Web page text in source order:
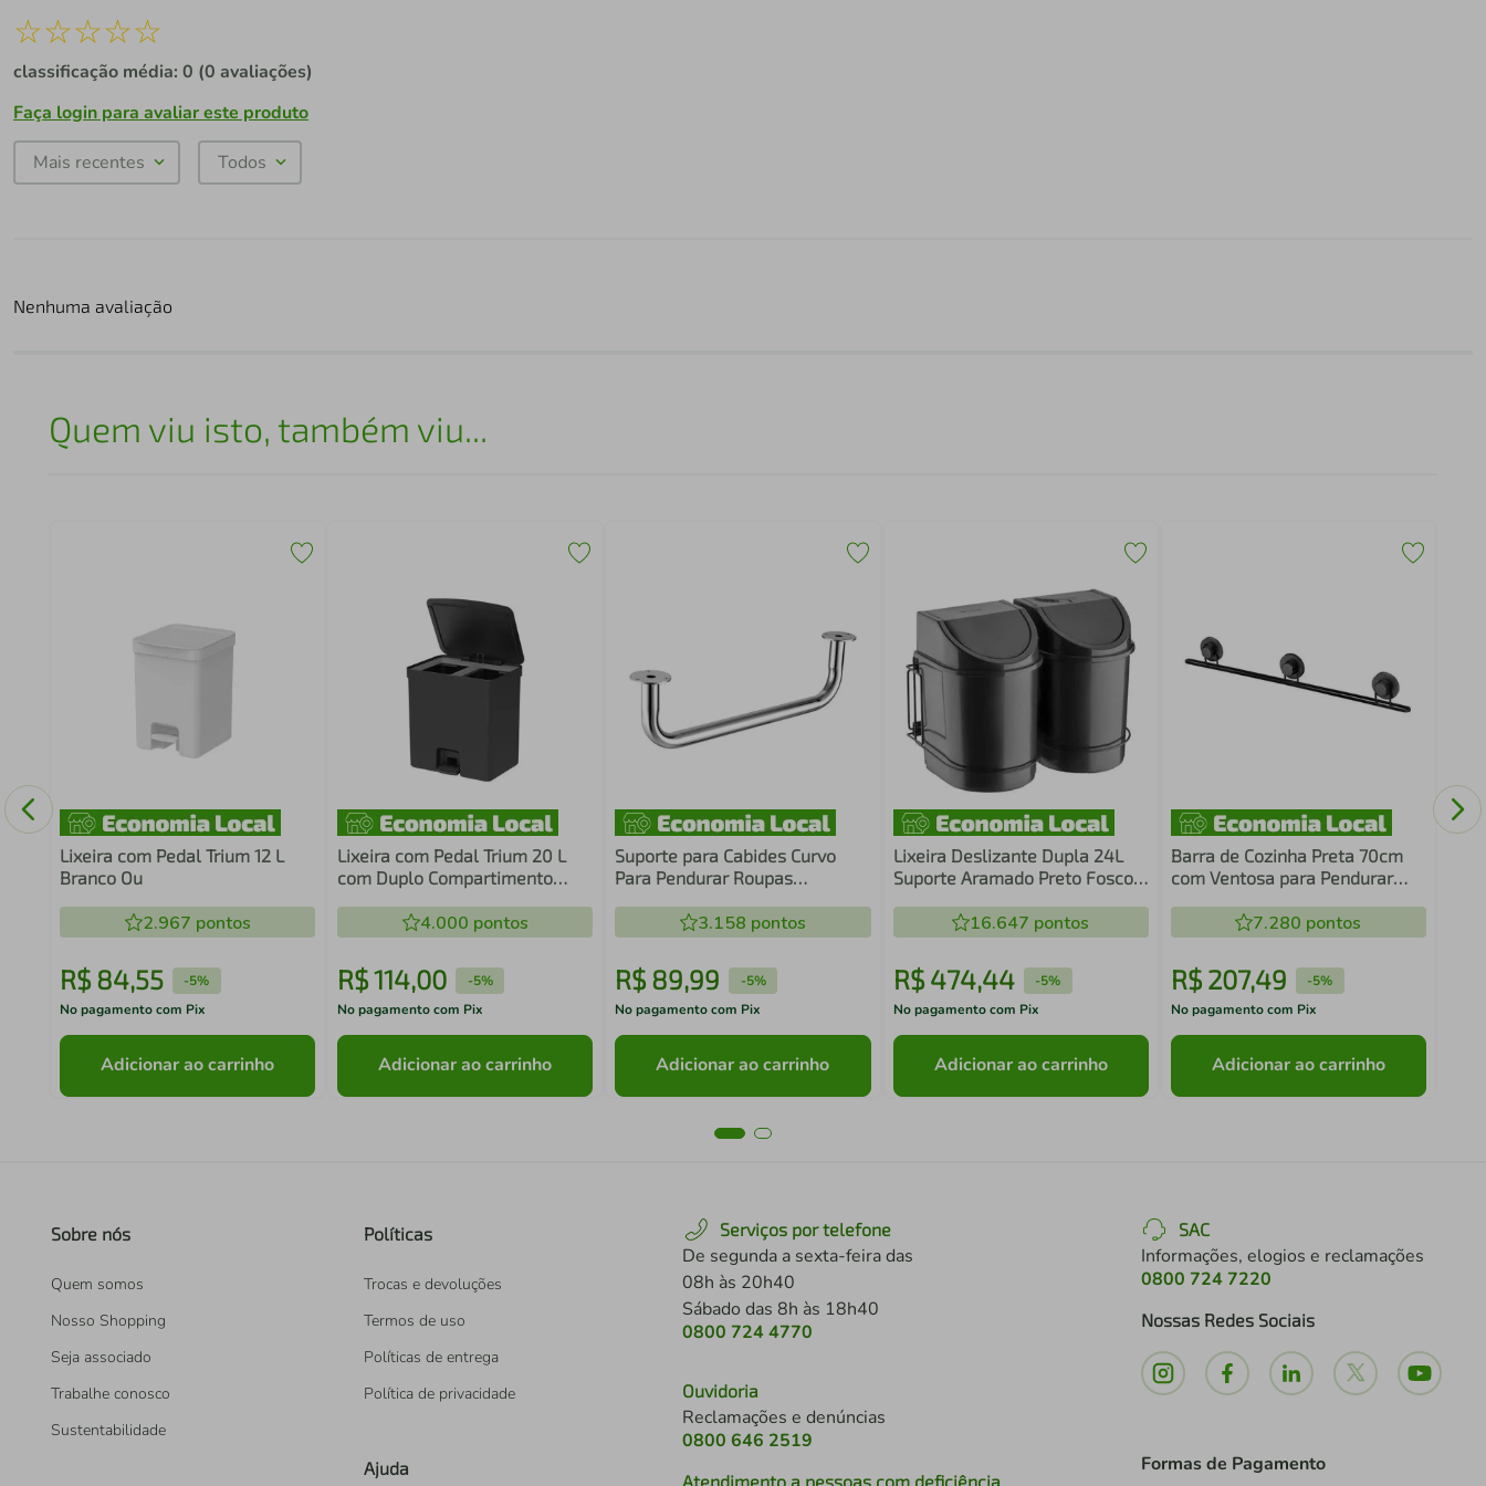
☆☆☆☆☆
classificação média: 0 (0 avaliações)
Faça login para avaliar este produto
Mais recentes Todos
Nenhuma avaliação
Quem viu isto, também viu...
Lixeira com Pedal Trium 12 L
Branco Ou
2.967 pontos
R$ 84,55 -5%
No pagamento com Pix
Adicionar ao carrinho
Lixeira com Pedal Trium 20 L
com Duplo Compartimento
4.000 pontos
R$114,00 -5%
No pagamento com Pix
Adicionar ao carrinho
Suporte para Cabides Curvo
Para Pendurar Roupas
Multifuncional Masutti
3.158 pontos
R$89,99 -5%
No pagamento com Pix
Adicionar ao carrinho
Lixeira Deslizante Dupla 24L
Suporte Aramado Preto Fosco
16.647 pontos
R$ 474,44 -5%
No pagamento com Pix
Adicionar ao carrinho
Barra de Cozinha Preta 70cm
com Ventosa para Pendurar
7.280 pontos
R$ 207,49 -5%
No pagamento com Pix
Adicionar ao carrinho
Sobre nós
Quem somos
Nosso Shopping
Seja associado
Trabalhe conosco
Sustentabilidade
Políticas
Trocas e devoluções
Termos de uso
Políticas de entrega
Política de privacidade
Ajuda
Serviços por telefone
De segunda a sexta-feira das
08h às 20h40
Sábado das 8h às 18h40
0800 724 4770
Ouvidoria
Reclamações e denúncias
0800 646 2519
Atendimento a pessoas com deficiência
SAC
Informações, elogios e reclamações
0800 724 7220
Nossas Redes Sociais
Formas de Pagamento